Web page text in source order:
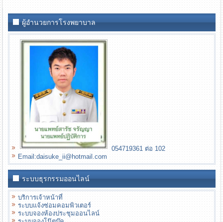
ผู้อำนวยการโรงพยาบาล
054719361 ต่อ 102
Email:daisuke_ii@hotmail.com
ระบบธุรกรรมออนไลน์
บริการเจ้าหน้าที่
ระบบแจ้งซ่อมคอมพิวเตอร์
ระบบจองห้องประชุมออนไลน์